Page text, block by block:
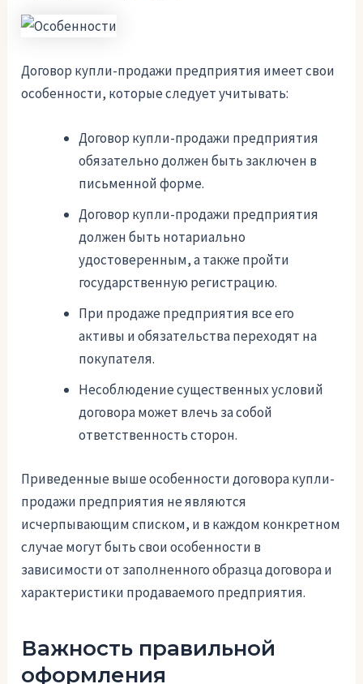
Договор купли-продажи предприятия имеет свои
особенности, которые следует учитывать:
Договор купли-продажи предприятия
обязательно должен быть заключен в
письменной форме.
Договор купли-продажи предприятия
должен быть нотариально
удостоверенным, а также пройти
государственную регистрацию.
При продаже предприятия все его
активы и обязательства переходят на
покупателя.
Несоблюдение существенных условий
договора может влечь за собой
ответственность сторон.
Приведенные выше особенности договора купли-
продажи предприятия не являются
исчерпывающим списком, и в каждом конкретном
случае могут быть свои особенности в
зависимости от заполненного образца договора и
характеристики продаваемого предприятия.
Важность правильной
оформления